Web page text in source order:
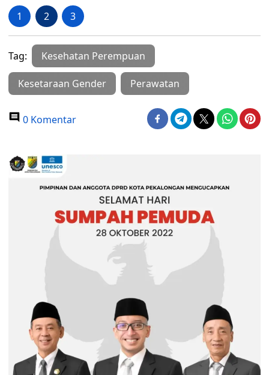
1 2 3
Tag: Kesehatan Perempuan
Kesetaraan Gender Perawatan
0 Komentar